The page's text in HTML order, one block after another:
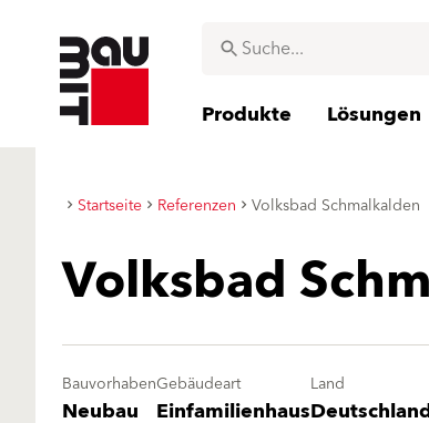
Produkte Lösungen
Startseite Referenzen Volksbad Schmalkalden
Volksbad
Bauvorhaben
Neubau
Gebäudeart
Einfamilienhaus
Land